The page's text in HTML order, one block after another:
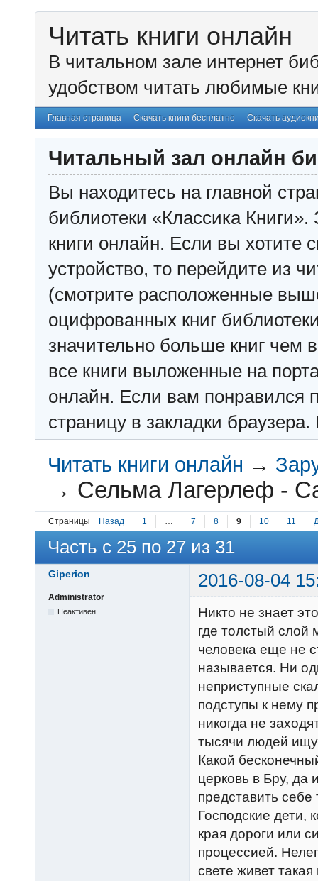
Читать книги онлайн
В читальном зале интернет
удобством читать любимые
Главная страница Скачать книги бесплатно Скачать
Читальный зал онлайн
Вы находитесь на главной
библиотеки «Классика
книги онлайн. Если вы хотите
устройство, то перейдите из
(смотрите расположенные
оцифрованных книг
значительно больше книг чем
все книги выложенные на
онлайн. Если вам понравился
страницу в закладки
Читать книги онлайн →
→ Сельма Лагерлеф -
Страницы Назад 1 … 7 8 9 10 11
Часть с 25 по 27 из 31
Giperion 2016-08-04
Administrator
Неактивен
Никто не знает
где толстый слой
человека еще не
называется. Ни
неприступные
подступы к нему
никогда не
тысячи людей
Какой
церковь в Бру, да
представить
Господские дети,
края дороги или
процессией.
свете живет